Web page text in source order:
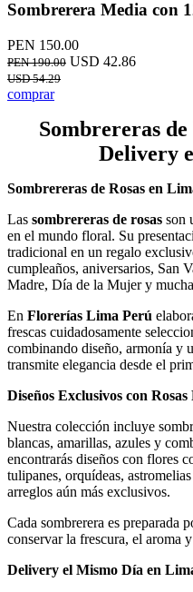
Sombrerera Media con
PEN 150.00
PEN 190.00 USD 42.86
USD 54.29
comprar
Sombrereras
Delivery
Sombrereras de Rosas en
Las sombrereras de rosas son
en el mundo floral. Su
tradicional en un regalo
cumpleaños, aniversarios, San
Madre, Día de la Mujer y
En Florerías Lima Perú
frescas cuidadosamente
combinando diseño, armonía y
transmite elegancia desde el
Diseños Exclusivos con Rosas
Nuestra colección incluye
blancas, amarillas, azules y
encontrarás diseños con flores
tulipanes, orquídeas,
arreglos aún más exclusivos.
Cada sombrerera es preparada
conservar la frescura, el aroma
Delivery el Mismo Día en